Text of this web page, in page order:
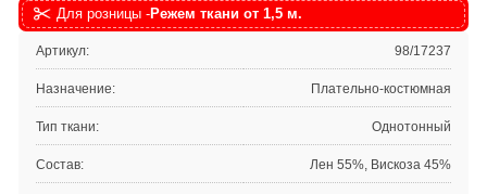
Для розницы -Режем ткани от 1,5 м.
Артикул: 98/17237
Назначение: Плательно-костюмная
Тип ткани: Однотонный
Состав: Лен 55%, Вискоза 45%